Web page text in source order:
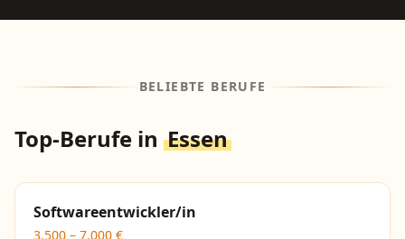
BELIEBTE BERUFE
Top-Berufe in Essen
Softwareentwickler/in
3.500 – 7.000 €